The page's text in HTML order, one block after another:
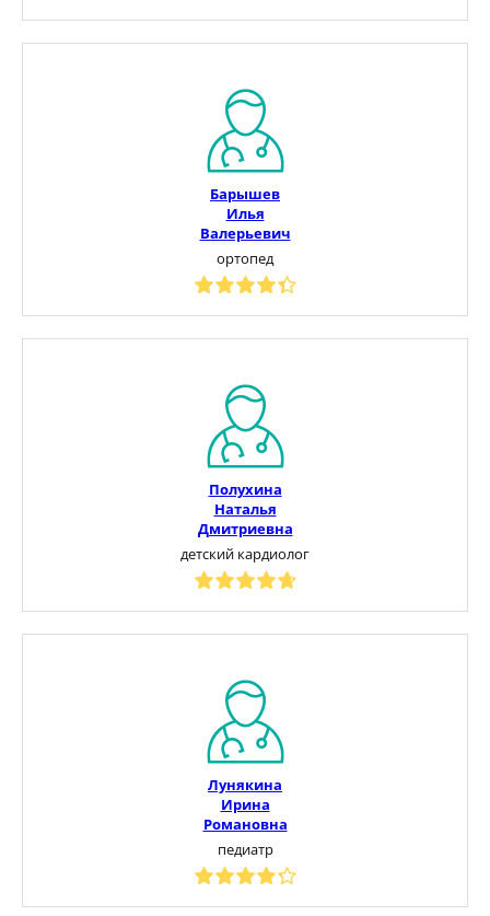
Барышев
Илья
Валерьевич
ортопед
Полухина
Наталья
Дмитриевна
детский кардиолог
Лунякина
Ирина
Романовна
педиатр